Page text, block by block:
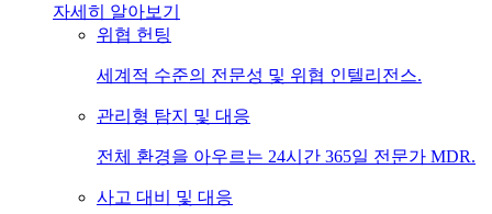
자세히 알아보기
위협 헌팅
세계적 수준의 전문성 및 위협 인텔리전스.
관리형 탐지 및 대응
전체 환경을 아우르는 24시간 365일 전문가 MDR.
사고 대비 및 대응